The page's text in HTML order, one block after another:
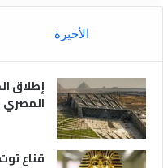
ل
ر
ة
الأخيرة
إطلاق
المصري
قناع